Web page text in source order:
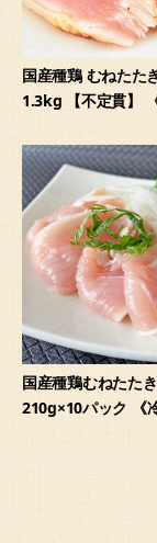
国産種鶏 むねたた
1.3kg 【不定貫】
国産種鶏むねたた
210g×10パック 《